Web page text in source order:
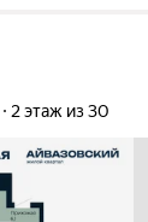
2 этаж из 30